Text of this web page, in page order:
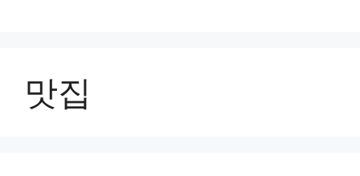
맛집